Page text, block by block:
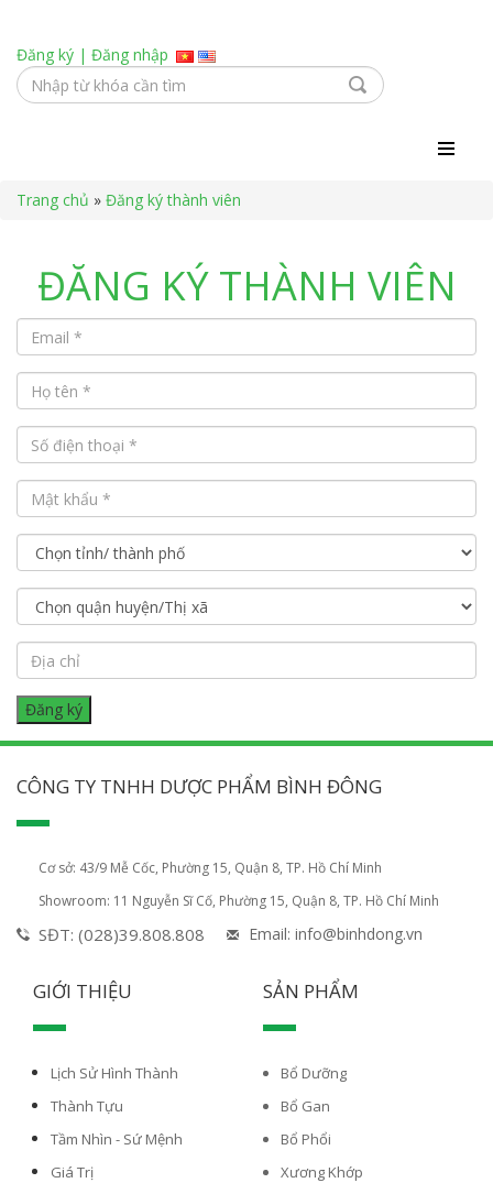
Đăng ký | Đăng nhập
Trang chủ » Đăng ký thành viên
ĐĂNG KÝ THÀNH VIÊN
CÔNG TY TNHH DƯỢC PHẨM BÌNH ĐÔNG
Cơ sở: 43/9 Mễ Cốc, Phường 15, Quận 8, TP. Hồ Chí Minh
Showroom: 11 Nguyễn Sĩ Cố, Phường 15, Quận 8, TP. Hồ Chí Minh
SĐT: (028)39.808.808 Email: info@binhdong.vn
GIỚI THIỆU
Lịch Sử Hình Thành
Thành Tựu
Tầm Nhìn - Sứ Mệnh
Giá Trị
SẢN PHẨM
Bổ Dưỡng
Bổ Gan
Bổ Phổi
Xương Khớp